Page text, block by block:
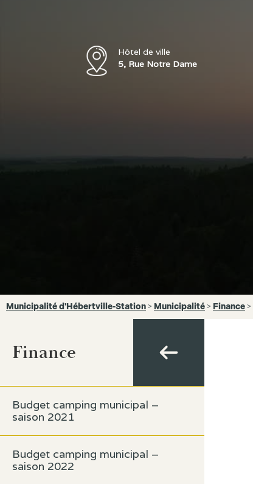
Hôtel de ville
5, Rue Notre Dame
Municipalité d'Hébertville-Station> Municipalité> Finance>
Finance
Budget camping municipal –
saison 2021
Budget camping municipal –
saison 2022